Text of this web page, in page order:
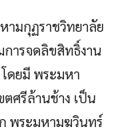
ามกุฏราชวิทยาลัย
การจดลิขสิทธิ์งาน
ดยมี พระมหา
ตศรีล้านช้าง เป็น
พระมหามฆวินทร์